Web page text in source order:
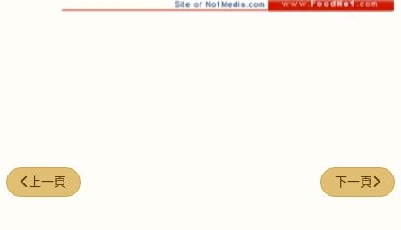
上一篇文章: 五味蝦
上一頁 下一篇文章
下一頁